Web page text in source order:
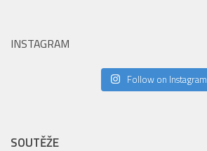
INSTAGRAM
Follow on Instagram
SOUTĚŽE